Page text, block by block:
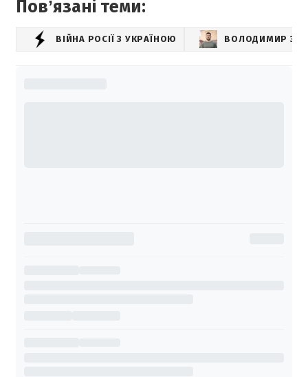
Повʼязані теми:
ВІЙНА РОСІЇ З УКРАЇНОЮ ВОЛОДИМИР